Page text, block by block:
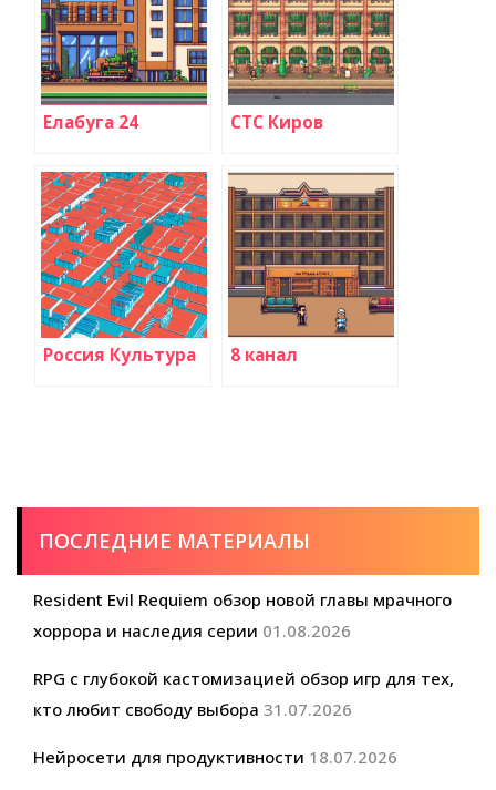
Елабуга 24 СТС Киров
Россия Культура 8 канал
ПОСЛЕДНИЕ МАТЕРИАЛЫ
Resident Evil Requiem обзор новой главы мрачного
хоррора и наследия серии 01.08.2026
RPG с глубокой кастомизацией обзор игр для тех,
кто любит свободу выбора 31.07.2026
Нейросети для продуктивности 18.07.2026